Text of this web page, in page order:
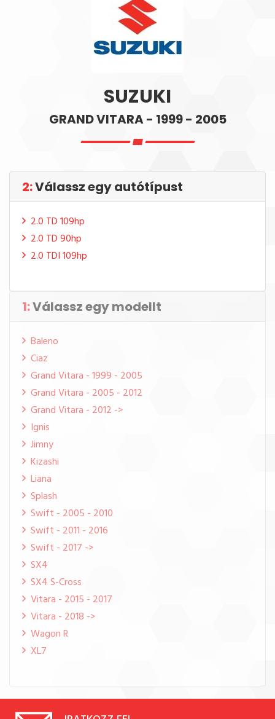
SUZUKI
GRAND VITARA - 1999 - 2005
1:Válassz egy modellt
Baleno
Ciaz
Grand Vitara - 1999 - 2005
Grand Vitara - 2005 - 2012
Grand Vitara - 2012 ->
Ignis
Jimny
Kizashi
Liana
Splash
Swift - 2005 - 2010
Swift - 2011 - 2016
Swift - 2017 ->
SX4
SX4 S-Cross
Vitara - 2015 - 2017
Vitara - 2018 ->
Wagon R
XL7
2:Válassz egy autótípust
2.0 TD 109hp
2.0 TD 90hp
2.0 TDI 109hp